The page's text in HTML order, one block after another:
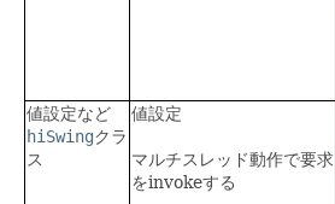
値設定など
hiSwingクラ
ス
値設定
マルチスレッド動作で要求
をinvokeする